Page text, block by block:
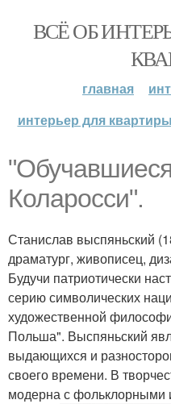
ВСЁ ОБ
главная
интерьер для квартиры
Коларосси".
Станислав выспяньский
драматург, живописец,
Будучи патриотически
серию символических
художественной
Польша". Выспяньский
выдающихся и
своего времени. В
модерна с фольклорными